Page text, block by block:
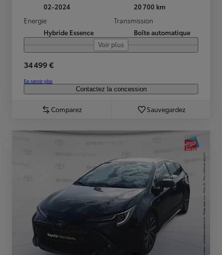
02-2024
20 700 km
Energie
Hybride Essence
Transmission
Boîte automatique
Voir plus
34 499 €
En savoir plus
Contactez la concession
Comparez Sauvegardez